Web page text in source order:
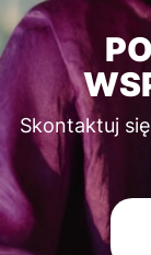
Skontaktuj